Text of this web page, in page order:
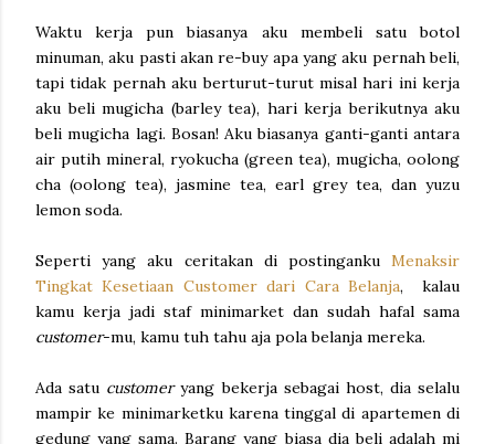
Waktu kerja pun biasanya aku membeli satu botol
minuman, aku pasti akan re-buy apa yang aku pernah beli,
tapi tidak pernah aku berturut-turut misal hari ini kerja
aku beli mugicha (barley tea), hari kerja berikutnya aku
beli mugicha lagi. Bosan! Aku biasanya ganti-ganti antara
air putih mineral, ryokucha (green tea), mugicha, oolong
cha (oolong tea), jasmine tea, earl grey tea, dan yuzu
lemon soda.
Seperti yang aku ceritakan di postinganku Menaksir
Tingkat Kesetiaan Customer dari Cara Belanja, kalau
kamu kerja jadi staf minimarket dan sudah hafal sama
customer-mu, kamu tuh tahu aja pola belanja mereka.
Ada satu customeryang bekerja sebagai host, dia selalu
mampir ke minimarketku karena tinggal di apartemen di
gedung yang sama. Barang yang biasa dia beli adalah mi